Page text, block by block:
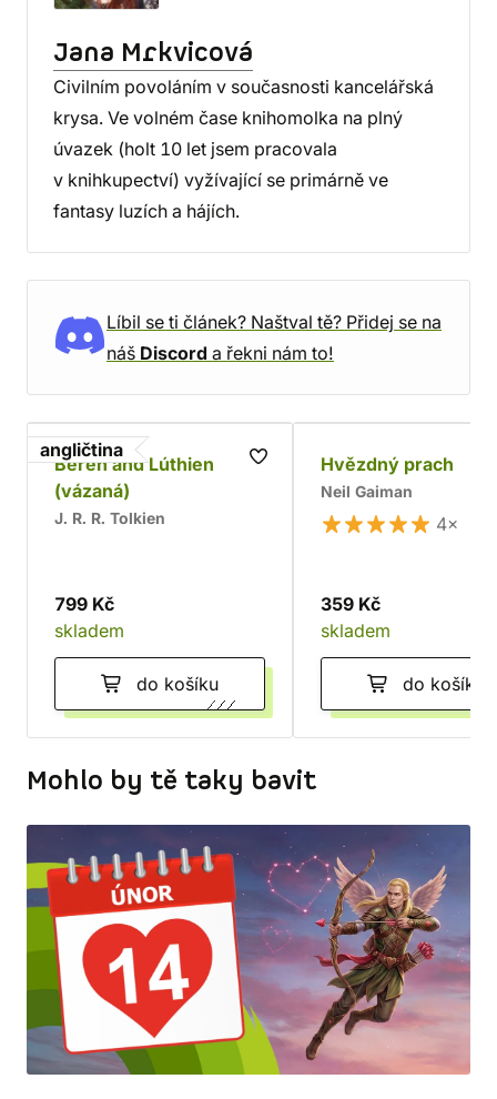
Jana Mrkvicová
Civilním povoláním v současnosti kancelářská
krysa. Ve volném čase knihomolka na plný
úvazek (holt 10 let jsem pracovala
v knihkupectví) vyžívající se primárně ve
fantasy luzích a hájích.
Líbil se ti článek? Naštval tě? Přidej se na
náš Discord a řekni nám to!
angličtina
Beren and Lúthien
(vázaná)
J. R. R. Tolkien
799 Kč
skladem
do košíku
Hvězdný prach
Neil Gaiman
4×
359 Kč
skladem
do košíku
Mohlo by tě taky bavit